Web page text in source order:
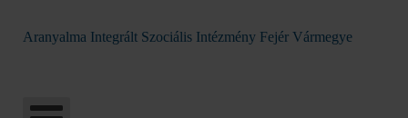
Aranyalma Integrált Szociális Intézmény Fejér Vármegye